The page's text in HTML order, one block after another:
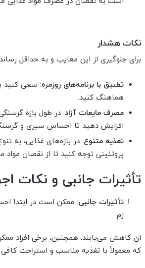
نکات هشدار
برای جلوگیری از این معایب و به حداقل رساندن چالش‌های رژیم 16/8،
تطبیق با برنامه‌های روزمره
هماهنگ کنید.
مصرف مایعات آزاد: در طول بازه
افزایش دهید تا احساس سیری و
تغذیه متنوع: در بازه‌های غذایی، به
پروتئینی توجه کنید تا از نقصان مواد
تأثیرات جانبی و نکات
تأثیرات جانبی: ممکن است در ابتدا
زم
که معمولاً با تغذیه مناسب و استراحت